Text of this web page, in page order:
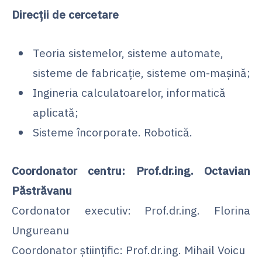
Direcții de cercetare
Teoria sistemelor, sisteme automate,
sisteme de fabricaţie, sisteme om-maşină;
Ingineria calculatoarelor, informatică
aplicată;
Sisteme încorporate. Robotică.
Coordonator centru: Prof.dr.ing. Octavian
Păstrăvanu
Cordonator executiv: Prof.dr.ing. Florina
Ungureanu
Coordonator ştiinţific: Prof.dr.ing. Mihail Voicu